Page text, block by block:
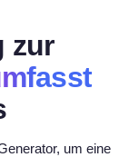
zur
um eine